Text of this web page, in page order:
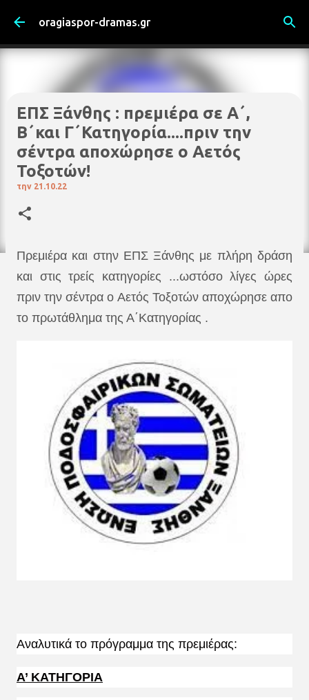
Μετάβαση στο κύριο περιεχόμενο
oragiaspor-dramas.gr
ΕΠΣ Ξάνθης : πρεμιέρα σε Α΄,
Β΄και Γ΄Κατηγορία....πριν την
σέντρα αποχώρησε ο Αετός
Τοξοτών!
την 21.10.22
Πρεμιέρα και στην ΕΠΣ Ξάνθης με πλήρη δράση
και στις τρείς κατηγορίες ...ωστόσο λίγες ώρες
πριν την σέντρα ο Αετός Τοξοτών αποχώρησε απο
το πρωτάθλημα της Α΄Κατηγορίας .
Αναλυτικά το πρόγραμμα της πρεμιέρας:
Α’ ΚΑΤΗΓΟΡΙΑ